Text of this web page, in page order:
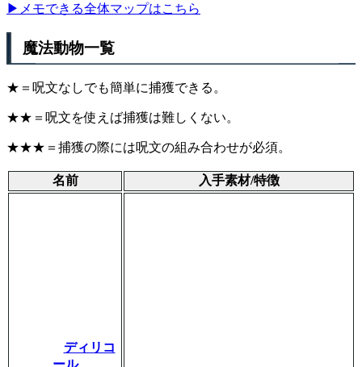
▶メモできる全体マップはこちら
魔法動物一覧
★＝呪文なしでも簡単に捕獲できる。
★★＝呪文を使えば捕獲は難しくない。
★★★＝捕獲の際には呪文の組み合わせが必須。
名前 入手素材/特徴
ディリコ